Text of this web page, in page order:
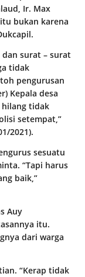
Ir. Max
bukan karena
surat – surat
tidak
pengurusan
Kepala desa
hilang tidak
setempat,”
2021).
sesuatu
“Tapi harus
baik,”
Auy
itu.
dari warga
“Kerap tidak